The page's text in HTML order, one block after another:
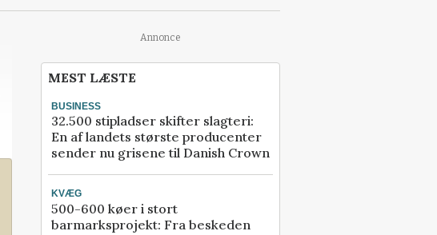
Annonce
MEST LÆSTE
BUSINESS
32.500 stipladser skifter slagteri:
En af landets største producenter
sender nu grisene til Danish Crown
KVÆG
500-600 køer i stort
barmarksprojekt: Fra beskeden